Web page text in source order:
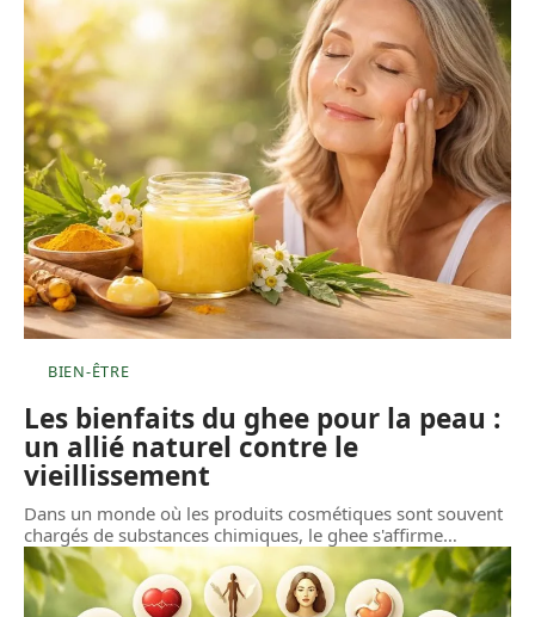
BIEN-ÊTRE
Les bienfaits du ghee pour la peau :
un allié naturel contre le
vieillissement
Dans un monde où les produits cosmétiques sont souvent
chargés de substances chimiques, le ghee s'affirme…